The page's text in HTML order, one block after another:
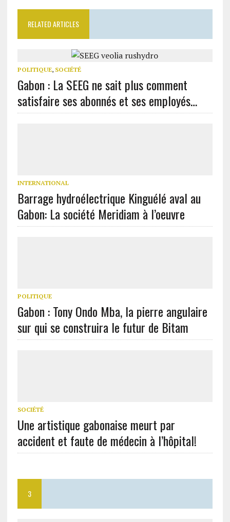
RELATED ARTICLES
POLITIQUE, SOCIÉTÉ
Gabon : La SEEG ne sait plus comment
satisfaire ses abonnés et ses employés…
INTERNATIONAL
Barrage hydroélectrique Kinguélé aval au
Gabon: La société Meridiam à l’oeuvre
POLITIQUE
Gabon : Tony Ondo Mba, la pierre angulaire
sur qui se construira le futur de Bitam
SOCIÉTÉ
Une artistique gabonaise meurt par
accident et faute de médecin à l’hôpital!
3